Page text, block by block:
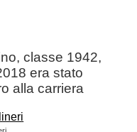
classe 1942,
era stato
alla carriera